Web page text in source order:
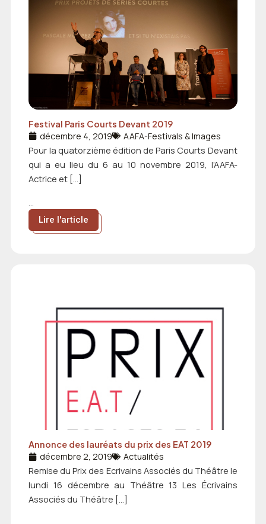
Festival Paris Courts Devant 2019
décembre 4, 2019 AAFA-Festivals & Images
Pour la quatorzième édition de Paris Courts Devant
qui a eu lieu du 6 au 10 novembre 2019, l’AAFA-
Actrice et […]
Lire l'article
Annonce des lauréats du prix des EAT 2019
décembre 2, 2019 Actualités
Remise du Prix des Ecrivains Associés du Théâtre le
lundi 16 décembre au Théâtre 13 Les Écrivains
Associés du Théâtre […]